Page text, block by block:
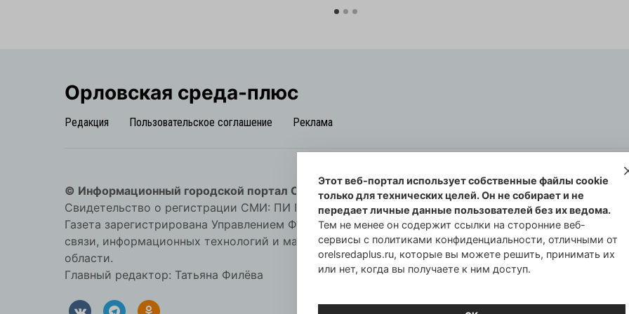
Орловская cреда-плюс
Редакция Пользовательское соглашение Реклама
© Информационный городской портал Орловская cреда-плюс, 2021-2026
Свидетельство о регистрации СМИ: ПИ №57-00254 от 29 октября 2013 г.
Газета зарегистрирована Управлением Федеральной службы по надзору в сфере
связи, информационных технологий и массовых коммуникаций по Орловской
области.
Главный редактор: Татьяна Филёва
Этот веб-портал использует собственные файлы cookie
только для технических целей. Он не собирает и не
передает личные данные пользователей без их ведома.
Тем не менее он содержит ссылки на сторонние веб-
сервисы с политиками конфиденциальности, отличными от
orelsredaplus.ru, которые вы можете решить, принимать их
или нет, когда вы получаете к ним доступ.